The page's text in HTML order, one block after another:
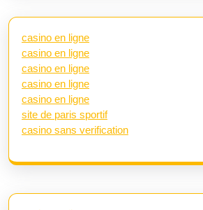
casino en ligne
casino en ligne
casino en ligne
casino en ligne
casino en ligne
site de paris sportif
casino sans verification